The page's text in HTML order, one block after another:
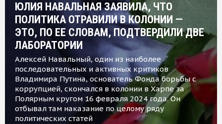
ЮЛИЯ НАВАЛЬНАЯ ЗАЯВИЛА, ЧТО
ПОЛИТИКА ОТРАВИЛИ В КОЛОНИИ —
ЭТО, ПО ЕЕ СЛОВАМ, ПОДТВЕРДИЛИ ДВЕ
ЛАБОРАТОРИИ
Алексей Навальный, один из наиболее
последовательных и активных критиков
Владимира Путина, основатель Фонда борьбы с
коррупцией, скончался в колонии в Харпе за
Полярным кругом 16 февраля 2024 года. Он
отбывал там наказание по целому ряду
политических статей